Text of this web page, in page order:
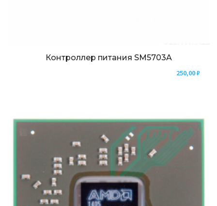
Контроллер питания SM5703A
250,00₽